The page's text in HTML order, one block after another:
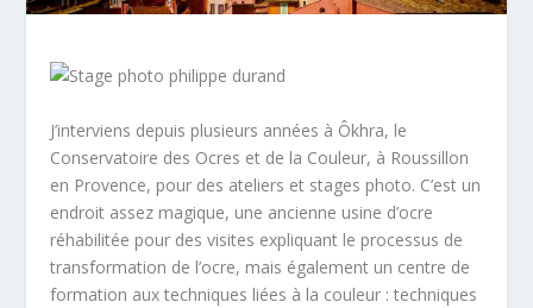
J’interviens depuis plusieurs années à Ôkhra, le
Conservatoire des Ocres et de la Couleur, à Roussillon
en Provence, pour des ateliers et stages photo. C’est un
endroit assez magique, une ancienne usine d’ocre
réhabilitée pour des visites expliquant le processus de
transformation de l’ocre, mais également un centre de
formation aux techniques liées à la couleur : techniques